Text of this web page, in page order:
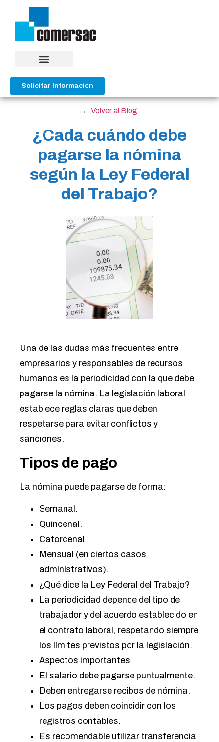
Solicitar Información
← Volver al Blog
¿Cada cuándo debe
pagarse la nómina
según la Ley Federal
del Trabajo?
Una de las dudas más frecuentes entre
empresarios y responsables de recursos
humanos es la periodicidad con la que debe
pagarse la nómina. La legislación laboral
establece reglas claras que deben
respetarse para evitar conflictos y
sanciones.
Tipos de pago
La nómina puede pagarse de forma:
Semanal.
Quincenal.
Catorcenal
Mensual (en ciertos casos
administrativos).
¿Qué dice la Ley Federal del Trabajo?
La periodicidad depende del tipo de
trabajador y del acuerdo establecido en
el contrato laboral, respetando siempre
los límites previstos por la legislación.
Aspectos importantes
El salario debe pagarse puntualmente.
Deben entregarse recibos de nómina.
Los pagos deben coincidir con los
registros contables.
Es recomendable utilizar transferencia